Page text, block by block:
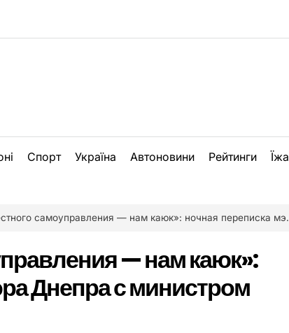
Спорт Україна Автоновини Рейтинги Їжа
самоуправления — нам каюк»: ночная переписка мэра Днепра с министром МВД (фото)
— нам каюк»:
Днепра с министром